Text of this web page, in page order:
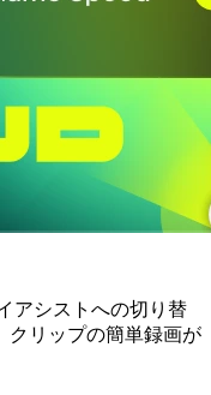
アシストへの切り替
クリップの簡単録画が